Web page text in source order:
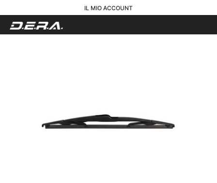
IL MIO ACCOUNT